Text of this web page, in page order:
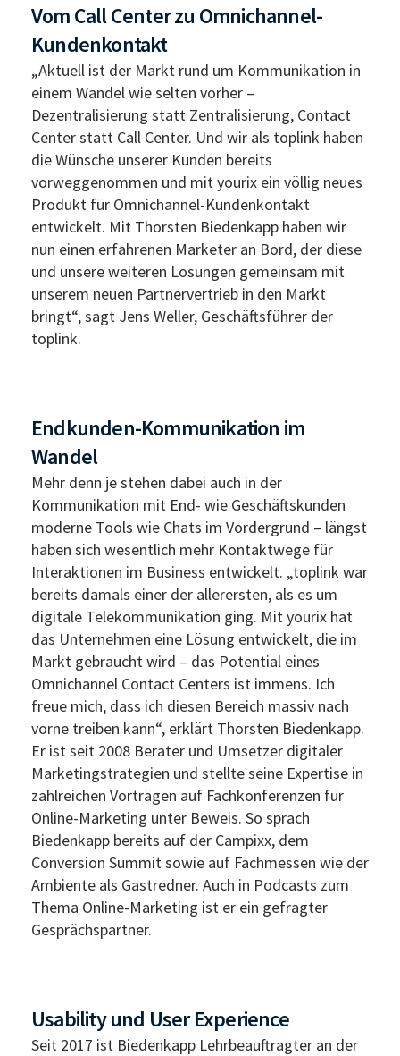
Vom Call Center zu Omnichannel-
Kundenkontakt
„Aktuell ist der Markt rund um Kommunikation in
einem Wandel wie selten vorher –
Dezentralisierung statt Zentralisierung, Contact
Center statt Call Center. Und wir als toplink haben
die Wünsche unserer Kunden bereits
vorweggenommen und mit yourix ein völlig neues
Produkt für Omnichannel-Kundenkontakt
entwickelt. Mit Thorsten Biedenkapp haben wir
nun einen erfahrenen Marketer an Bord, der diese
und unsere weiteren Lösungen gemeinsam mit
unserem neuen Partnervertrieb in den Markt
bringt“, sagt Jens Weller, Geschäftsführer der
toplink.
Endkunden-Kommunikation im
Wandel
Mehr denn je stehen dabei auch in der
Kommunikation mit End- wie Geschäftskunden
moderne Tools wie Chats im Vordergrund – längst
haben sich wesentlich mehr Kontaktwege für
Interaktionen im Business entwickelt. „toplink war
bereits damals einer der allerersten, als es um
digitale Telekommunikation ging. Mit yourix hat
das Unternehmen eine Lösung entwickelt, die im
Markt gebraucht wird – das Potential eines
Omnichannel Contact Centers ist immens. Ich
freue mich, dass ich diesen Bereich massiv nach
vorne treiben kann“, erklärt Thorsten Biedenkapp.
Er ist seit 2008 Berater und Umsetzer digitaler
Marketingstrategien und stellte seine Expertise in
zahlreichen Vorträgen auf Fachkonferenzen für
Online-Marketing unter Beweis. So sprach
Biedenkapp bereits auf der Campixx, dem
Conversion Summit sowie auf Fachmessen wie der
Ambiente als Gastredner. Auch in Podcasts zum
Thema Online-Marketing ist er ein gefragter
Gesprächspartner.
Usability und User Experience
Seit 2017 ist Biedenkapp Lehrbeauftragter an der